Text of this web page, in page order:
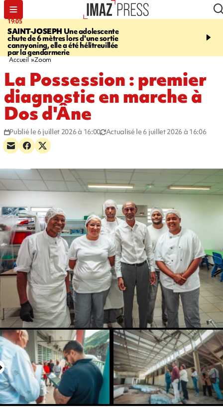
19:05
SAINT-JOSEPH Une adolescente
chute de 6 mètres lors d'une sortie
cannyoning, elle a été hélitreuillée
par la gendarmerie
20:44
rouée de coups,
Accueil Zoom
La Possession : premier
diagnostic en marche à
Dos d'Âne
Publié le 6 juillet 2026 à 16:00 Actualisé le 6 juillet 2026 à 16:06